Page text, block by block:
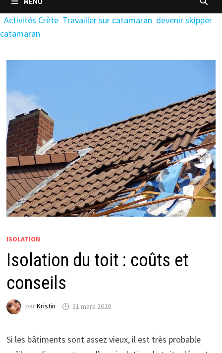
Activités Crète Travailler sur catamaran devenir skipper
catamaran
ISOLATION
Isolation du toit : coûts et
conseils
parKristin 31 mars 2020
Si les bâtiments sont assez vieux, il est très probable